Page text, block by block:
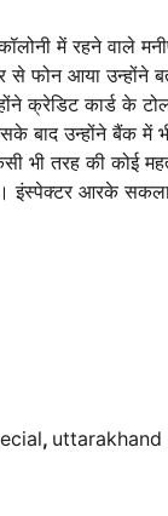
में रहने वाले
फोन आया उन्होंने
क्रेडिट कार्ड के
बाद उन्होंने बैंक में
भी तरह की कोई
इंस्पेक्टर आरके
, uttarakhand